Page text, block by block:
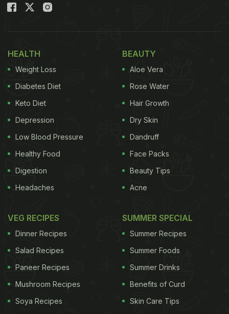
HEALTH
Weight Loss
Diabetes Diet
Keto Diet
Depression
Low Blood Pressure
Healthy Food
Digestion
Headaches
BEAUTY
Aloe Vera
Rose Water
Hair Growth
Dry Skin
Dandruff
Face Packs
Beauty Tips
Acne
VEG RECIPES
Dinner Recipes
Salad Recipes
Paneer Recipes
Mushroom Recipes
Soya Recipes
SUMMER SPECIAL
Summer Recipes
Summer Foods
Summer Drinks
Benefits of Curd
Skin Care Tips